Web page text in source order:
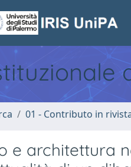
01 - Contributo in
e architettura